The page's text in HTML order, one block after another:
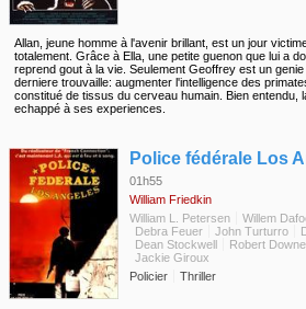
Allan, jeune homme à l'avenir brillant, est un jour
totalement. Grâce à Ella, une petite guenon que lui a
reprend gout à la vie. Seulement Geoffrey est un
derniere trouvaille: augmenter l'intelligence des
constitué de tissus du cerveau humain. Bien entendu,
echappé à ses experiences.
Police fédérale Los
01h55
William Friedkin
William L. Petersen
Willem
Debra Feuer
John Turturro
Dean Stockwell
Robert
Jackie Giroux
Policier
Thriller